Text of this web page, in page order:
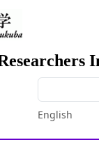
English